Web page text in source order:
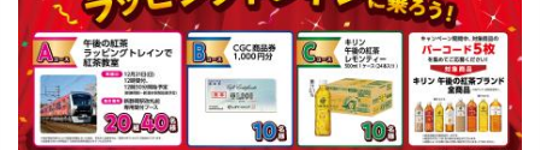
静鉄グループ各社の事業